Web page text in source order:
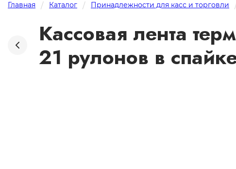
Главная Каталог Принадлежности для касс и торговли
Кассовая лента
21 рулонов в